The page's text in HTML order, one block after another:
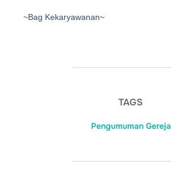
~Bag Kekaryawanan~
TAGS
Pengumuman Gereja